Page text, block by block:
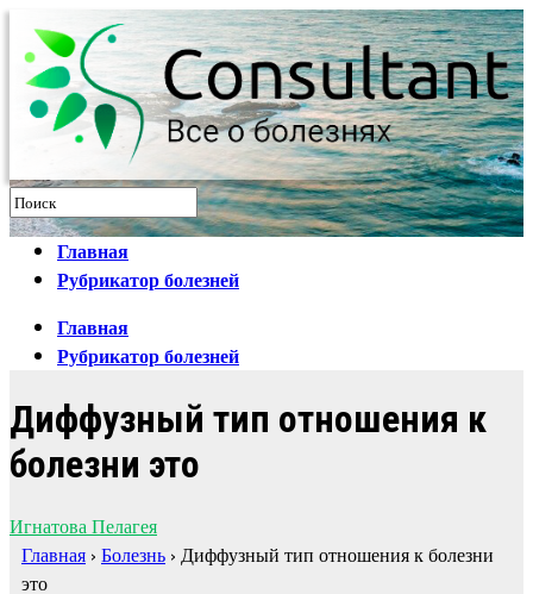
Главная
Рубрикатор болезней
Главная
Рубрикатор болезней
Диффузный тип отношения к
болезни это
Игнатова Пелагея
Главная › Болезнь › Диффузный тип отношения к болезни
это